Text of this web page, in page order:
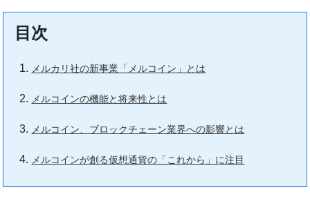
目次
メルカリ社の新事業「メルコイン」とは
メルコインの機能と将来性とは
メルコイン、ブロックチェーン業界への影響とは
メルコインが創る仮想通貨の「これから」に注目